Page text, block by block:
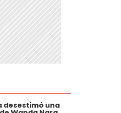
desestimó una